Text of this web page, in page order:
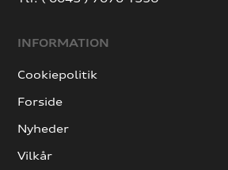
INFORMATION
Cookiepolitik
Forside
Nyheder
Vilkår